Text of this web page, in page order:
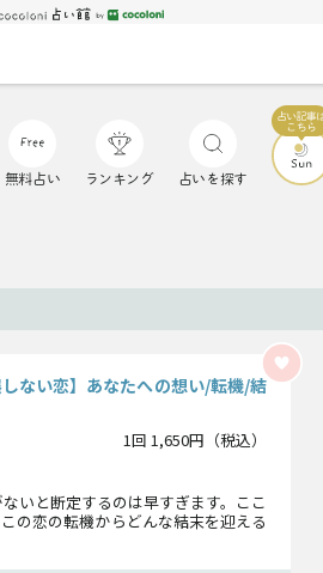
無料占い ランキング 占いを探す
ない恋】あなたへの想い/転機/結
1回 1,650円（税込）
いと断定するのは早すぎます。ここ
の恋の転機からどんな結末を迎える